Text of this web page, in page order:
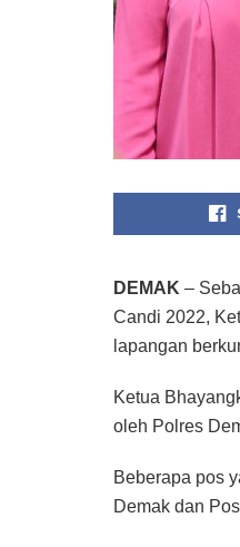
DEMAK –
Candi 2022,
lapangan
Ketua
oleh Polres
Beberapa pos
Demak dan